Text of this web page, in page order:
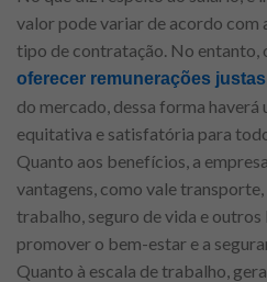
valor pode variar de acordo com
tipo de contratação. No entanto,
oferecer remunerações justas
do mercado, dessa forma
equitativa e satisfatória para
Quanto aos benefícios, a
vantagens, como vale
trabalho, seguro de vida e
promover o bem-estar e a
Quanto à escala de trabalho,